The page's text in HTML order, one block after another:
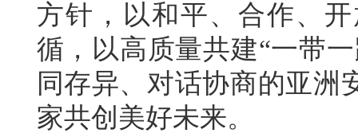
方针，以和平、合作、
循，以高质量共建“一带
同存异、对话协商的亚洲
家共创美好未来。